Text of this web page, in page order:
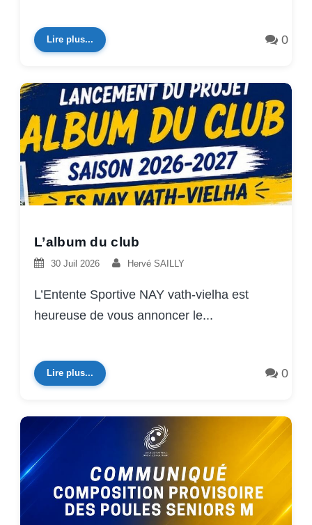
Lire plus... 0
L’album du club
30 Juil 2026 Hervé SAILLY
L’Entente Sportive NAY vath-vielha est
heureuse de vous annoncer le...
Lire plus... 0